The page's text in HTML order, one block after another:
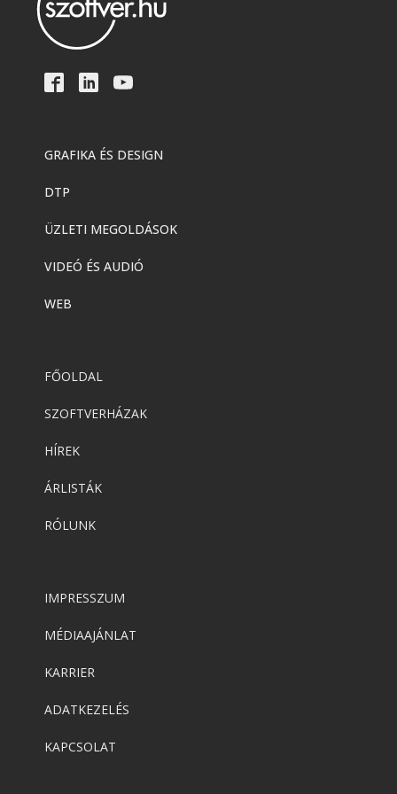
GRAFIKA ÉS DESIGN
DTP
ÜZLETI MEGOLDÁSOK
VIDEÓ ÉS AUDIÓ
WEB
FŐOLDAL
SZOFTVERHÁZAK
HÍREK
ÁRLISTÁK
RÓLUNK
IMPRESSZUM
MÉDIAAJÁNLAT
KARRIER
ADATKEZELÉS
KAPCSOLAT